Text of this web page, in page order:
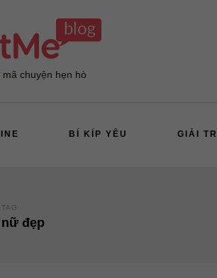
chuyện hẹn hò
BÍ KÍP YÊU GIẢI TRÍ
TAG
đẹp